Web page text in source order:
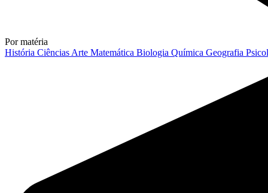
Por matéria
História Ciências Arte Matemática Biologia Química Geografia